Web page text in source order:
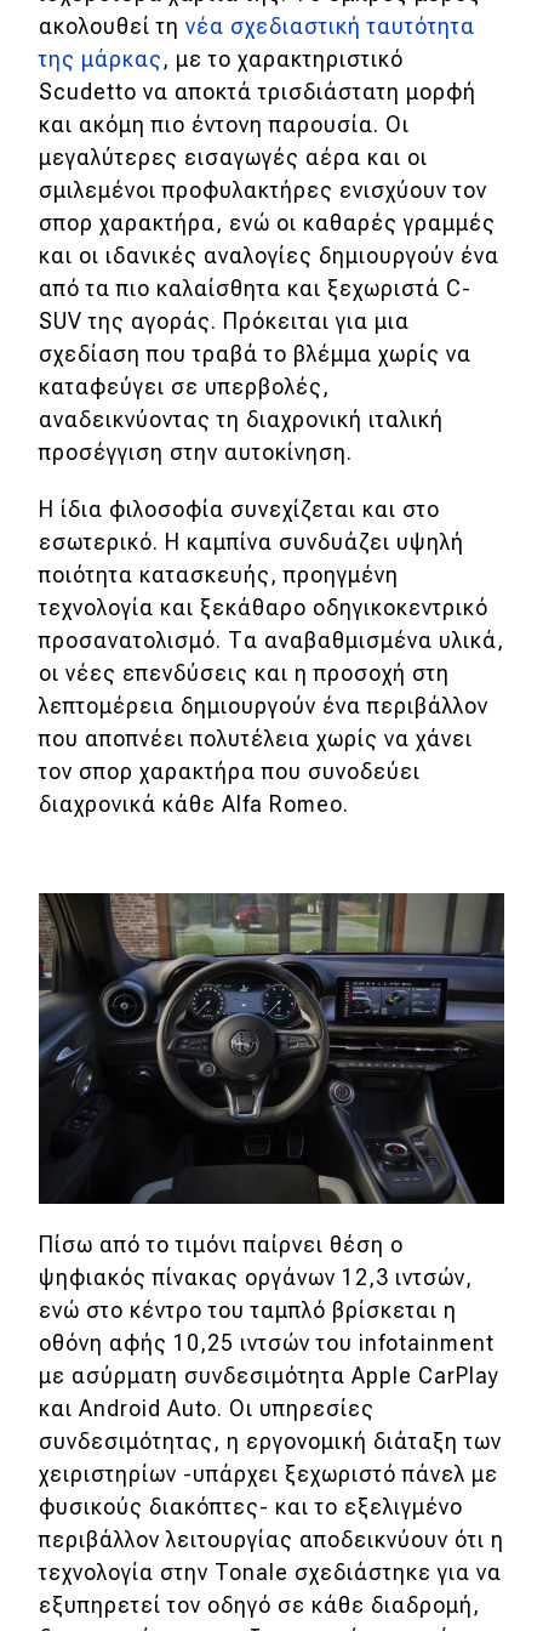
MOTO
Μεταχειρισμένο
Οδηγός αγοράς
Συμβουλές
Χρηστικά
Συμβουλές
ΚΤΕΟ
Οδική βοήθεια
eDRIVE
DRIVE USED
ακολουθεί τη νέα σχεδιαστική ταυτότητα
της μάρκας, με το χαρακτηριστικό
Scudetto να αποκτά τρισδιάστατη μορφή
και ακόμη πιο έντονη παρουσία. Οι
μεγαλύτερες εισαγωγές αέρα και οι
σμιλεμένοι προφυλακτήρες ενισχύουν τον
σπορ χαρακτήρα, ενώ οι καθαρές γραμμές
και οι ιδανικές αναλογίες δημιουργούν ένα
από τα πιο καλαίσθητα και ξεχωριστά C-
SUV της αγοράς. Πρόκειται για μια
σχεδίαση που τραβά το βλέμμα χωρίς να
καταφεύγει σε υπερβολές,
αναδεικνύοντας τη διαχρονική ιταλική
προσέγγιση στην αυτοκίνηση.
Η ίδια φιλοσοφία συνεχίζεται και στο
εσωτερικό. Η καμπίνα συνδυάζει υψηλή
ποιότητα κατασκευής, προηγμένη
τεχνολογία και ξεκάθαρο οδηγικοκεντρικό
προσανατολισμό. Τα αναβαθμισμένα υλικά,
οι νέες επενδύσεις και η προσοχή στη
λεπτομέρεια δημιουργούν ένα περιβάλλον
που αποπνέει πολυτέλεια χωρίς να χάνει
τον σπορ χαρακτήρα που συνοδεύει
διαχρονικά κάθε Alfa Romeo.
Πίσω από το τιμόνι παίρνει θέση ο
ψηφιακός πίνακας οργάνων 12,3 ιντσών,
ενώ στο κέντρο του ταμπλό βρίσκεται η
οθόνη αφής 10,25 ιντσών του infotainment
με ασύρματη συνδεσιμότητα Apple CarPlay
και Android Auto. Οι υπηρεσίες
συνδεσιμότητας, η εργονομική διάταξη των
χειριστηρίων -υπάρχει ξεχωριστό πάνελ με
φυσικούς διακόπτες- και το εξελιγμένο
περιβάλλον λειτουργίας αποδεικνύουν ότι η
τεχνολογία στην Tonale σχεδιάστηκε για να
εξυπηρετεί τον οδηγό σε κάθε διαδρομή,